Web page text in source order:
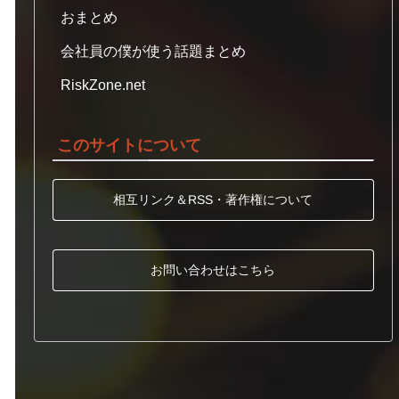
おまとめ
会社員の僕が使う話題まとめ
RiskZone.net
このサイトについて
相互リンク＆RSS・著作権について
お問い合わせはこちら